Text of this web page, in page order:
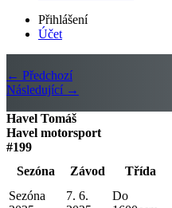
Přihlášení
Účet
← Předchozí
Následující →
Havel Tomáš
Havel motorsport
#199
Sezóna
Závod Třída
Sezóna
7. 6.
Do